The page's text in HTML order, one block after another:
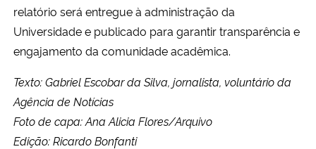
relatório será entregue à administração da
Universidade e publicado para garantir transparência e
engajamento da comunidade acadêmica.
Texto: Gabriel Escobar da Silva, jornalista, voluntário da
Agência de Notícias
Foto de capa: Ana Alicia Flores/Arquivo
Edição: Ricardo Bonfanti